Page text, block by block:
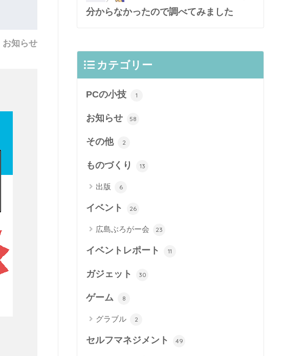
お知らせ
分からなかったので調べてみました
カテゴリー
PCの小技 1
お知らせ 58
その他 2
ものづくり 13
出版 6
イベント 26
広島ぶろがー会 23
イベントレポート 11
ガジェット 30
ゲーム 8
グラブル 2
セルフマネジメント 49